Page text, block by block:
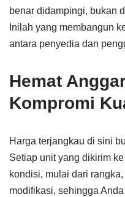
benar didampingi, bukan
Inilah yang membangun
antara penyedia dan
Hemat
Kompromi
Harga terjangkau di sini
Setiap unit yang dikirim
kondisi, mulai dari
modifikasi, sehingga